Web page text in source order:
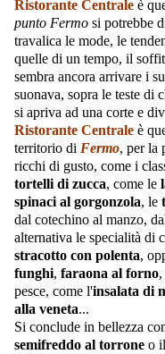
Ristorante Centrale è
punto Fermo si potrebbe
travalica le mode, le
quelle di un tempo, il
sembra ancora arrivare i
suonava, sopra le teste di
si apriva ad una corte e
Ristorante Centrale è
territorio di Fermo, per la
ricchi di gusto, come i
tortelli di zucca, come le
spinaci al gorgonzola, le
dal cotechino al manzo,
alternativa le specialità di
stracotto con polenta,
funghi, faraona al forno,
pesce, come l'insalata di
alla veneta...
Si conclude in bellezza
semifreddo al torrone o il